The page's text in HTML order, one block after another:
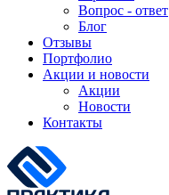
Вопрос - ответ
Блог
Отзывы
Портфолио
Акции и новости
Акции
Новости
Контакты